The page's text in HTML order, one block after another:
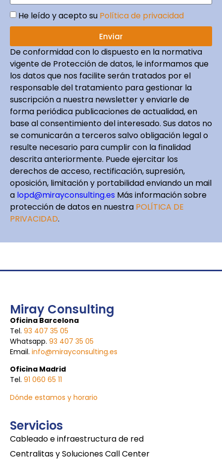
He leído y acepto su Política de privacidad
Enviar
De conformidad con lo dispuesto en la normativa
vigente de Protección de datos, le informamos que
los datos que nos facilite serán tratados por el
responsable del tratamiento para gestionar la
suscripción a nuestra newsletter y enviarle de
forma periódica publicaciones de actualidad, en
base al consentimiento del interesado. Sus datos no
se comunicarán a terceros salvo obligación legal o
resulte necesario para cumplir con la finalidad
descrita anteriormente. Puede ejercitar los
derechos de acceso, rectificación, supresión,
oposición, limitación y portabilidad enviando un mail
a lopd@mirayconsulting.es Más información sobre
protección de datos en nuestra POLÍTICA DE
PRIVACIDAD.
Miray Consulting
Oficina Barcelona
Tel. 93 407 35 05
Whatsapp. 93 407 35 05
Email. info@mirayconsulting.es
Oficina Madrid
Tel. 91 060 65 11
Dónde estamos y horario
Servicios
Cableado e infraestructura de red
Centralitas y Soluciones Call Center